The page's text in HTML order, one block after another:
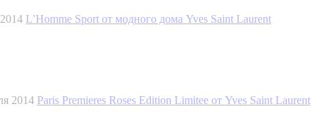
L’Homme Sport от модного дома Yves Saint Laurent
2014 Paris Premieres Roses Edition Limitee от Yves Saint Laurent